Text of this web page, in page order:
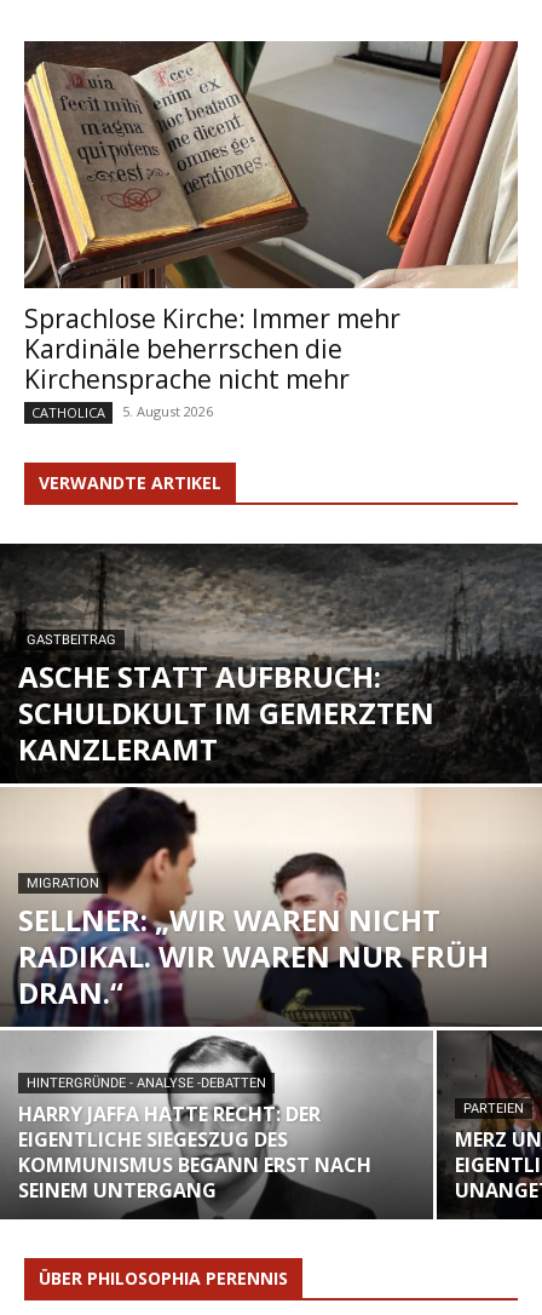
Sprachlose Kirche: Immer mehr
Kardinäle beherrschen die
Kirchensprache nicht mehr
CATHOLICA 5. August 2026
VERWANDTE ARTIKEL
GASTBEITRAG
ASCHE STATT AUFBRUCH:
SCHULDKULT IM GEMERZTEN
KANZLERAMT
MIGRATION
SELLNER: „WIR WAREN NICHT
RADIKAL. WIR WAREN NUR FRÜH
DRAN.“
HINTERGRÜNDE - ANALYSE -DEBATTEN
HARRY JAFFA HATTE RECHT: DER
EIGENTLICHE SIEGESZUG DES
KOMMUNISMUS BEGANN ERST NACH
SEINEM UNTERGANG
PARTEIEN
MERZ
ÜBER PHILOSOPHIA PERENNIS